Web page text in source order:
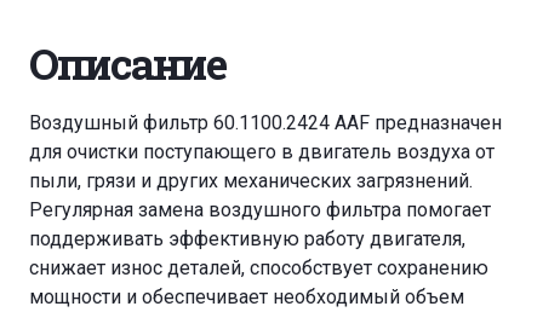
Описание
Воздушный фильтр 60.1100.2424 AAF предназначен
для очистки поступающего в двигатель воздуха от
пыли, грязи и других механических загрязнений.
Регулярная замена воздушного фильтра помогает
поддерживать эффективную работу двигателя,
снижает износ деталей, способствует сохранению
мощности и обеспечивает необходимый объем